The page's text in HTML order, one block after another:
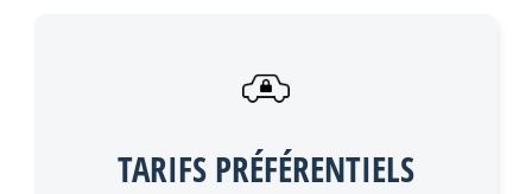
TARIFS PRÉFÉRENTIELS